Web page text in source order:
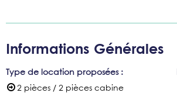
Informations Générales
Type de location proposées :
2 pièces / 2 pièces cabine